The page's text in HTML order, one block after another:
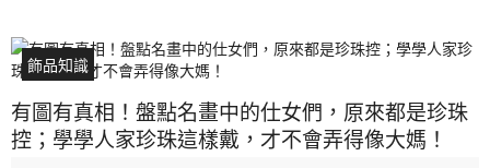
飾品知識
有圖有真相！盤點名畫中的仕女們，原來都是珍珠
控；學學人家珍珠這樣戴，才不會弄得像大媽！